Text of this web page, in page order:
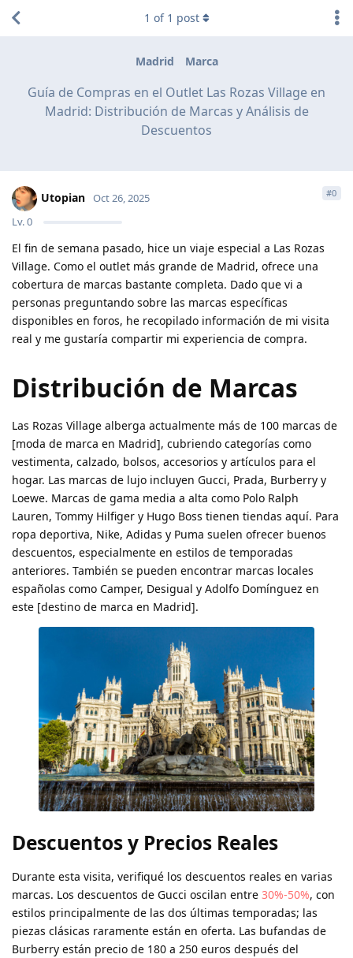
Madrid Marca
Guía de Compras en el Outlet Las Rozas Village en
Madrid: Distribución de Marcas y Análisis de
Descuentos
1 of 1 post
Utopian
Lv.0
Oct 26, 2025 #0
El fin de semana pasado, hice un viaje especial a Las Rozas
Village. Como el outlet más grande de Madrid, ofrece una
cobertura de marcas bastante completa. Dado que vi a
personas preguntando sobre las marcas específicas
disponibles en foros, he recopilado información de mi visita
real y me gustaría compartir mi experiencia de compra.
Distribución de Marcas
Las Rozas Village alberga actualmente más de 100 marcas de
[moda de marca en Madrid], cubriendo categorías como
vestimenta, calzado, bolsos, accesorios y artículos para el
hogar. Las marcas de lujo incluyen Gucci, Prada, Burberry y
Loewe. Marcas de gama media a alta como Polo Ralph
Lauren, Tommy Hilfiger y Hugo Boss tienen tiendas aquí. Para
ropa deportiva, Nike, Adidas y Puma suelen ofrecer buenos
descuentos, especialmente en estilos de temporadas
anteriores. También se pueden encontrar marcas locales
españolas como Camper, Desigual y Adolfo Domínguez en
este [destino de marca en Madrid].
Descuentos y Precios Reales
Durante esta visita, verifiqué los descuentos reales en varias
marcas. Los descuentos de Gucci oscilan entre 30%-50%, con
estilos principalmente de las dos últimas temporadas; las
piezas clásicas raramente están en oferta. Las bufandas de
Burberry están precio de 180 a 250 euros después del